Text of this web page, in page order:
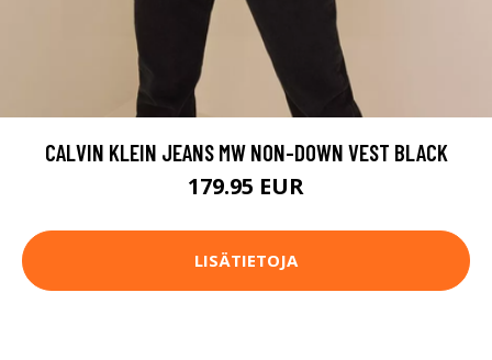
CALVIN KLEIN JEANS MW NON-DOWN VEST BLACK
179.95 EUR
LISÄTIETOJA